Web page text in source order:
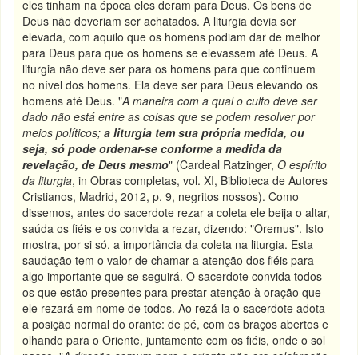
eles tinham na época eles deram para Deus. Os bens de
Deus não deveriam ser achatados. A liturgia devia ser
elevada, com aquilo que os homens podiam dar de melhor
para Deus para que os homens se elevassem até Deus. A
liturgia não deve ser para os homens para que continuem
no nível dos homens. Ela deve ser para Deus elevando os
homens até Deus. "A maneira com a qual o culto deve ser
dado não está entre as coisas que se podem resolver por
meios políticos;a liturgia tem sua própria medida, ou
seja, só pode ordenar-se conforme a medida da
revelação, de Deus mesmo" (Cardeal Ratzinger,O espírito
da liturgia, in Obras completas, vol. XI, Biblioteca de Autores
Cristianos, Madrid, 2012, p. 9, negritos nossos). Como
dissemos, antes do sacerdote rezar a coleta ele beija o altar,
saúda os fiéis e os convida a rezar, dizendo: "Oremus". Isto
mostra, por si só, a importância da coleta na liturgia. Esta
saudação tem o valor de chamar a atenção dos fiéis para
algo importante que se seguirá. O sacerdote convida todos
os que estão presentes para prestar atenção à oração que
ele rezará em nome de todos. Ao rezá-la o sacerdote adota
a posição normal do orante: de pé, com os braços abertos e
olhando para o Oriente, juntamente com os fiéis, onde o sol